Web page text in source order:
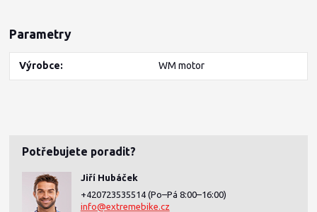
Parametry
Výrobce WM motor
Potřebujete poradit?
Jiří Hubáček
+420723535514 (Po–Pá 8:00–16:00)
info@extremebike.cz